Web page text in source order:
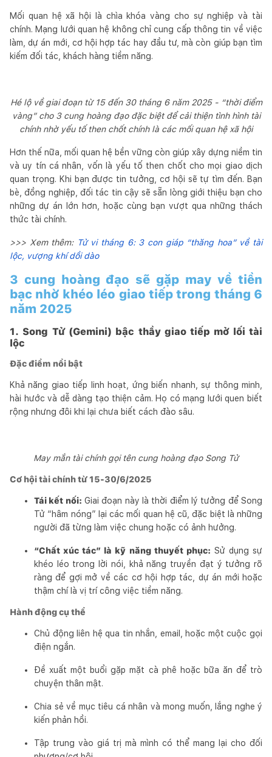
Mối quan hệ xã hội là chìa khóa vàng cho sự nghiệp và tài
chính. Mạng lưới quan hệ không chỉ cung cấp thông tin về việc
làm, dự án mới, cơ hội hợp tác hay đầu tư, mà còn giúp bạn tìm
kiếm đối tác, khách hàng tiềm năng.
Hé lộ về giai đoạn từ 15 đến 30 tháng 6 năm 2025 - “thời điểm
vàng” cho 3 cung hoàng đạo đặc biệt để cải thiện tình hình tài
chính nhờ yếu tố then chốt chính là các mối quan hệ xã hội
Hơn thế nữa, mối quan hệ bền vững còn giúp xây dựng niềm tin
và uy tín cá nhân, vốn là yếu tố then chốt cho mọi giao dịch
quan trọng. Khi bạn được tin tưởng, cơ hội sẽ tự tìm đến. Bạn
bè, đồng nghiệp, đối tác tin cậy sẽ sẵn lòng giới thiệu bạn cho
những dự án lớn hơn, hoặc cùng bạn vượt qua những thách
thức tài chính.
>>> Xem thêm:Tử vi tháng 6: 3 con giáp “thăng hoa” về tài
lộc, vượng khí dồi dào
3 cung hoàng đạo sẽ gặp may về tiền
bạc nhờ khéo léo giao tiếp trong tháng 6
năm 2025
1. Song Tử (Gemini) bậc thầy giao tiếp mở lối tài
lộc
Đặc điểm nổi bật
Khả năng giao tiếp linh hoạt, ứng biến nhanh, sự thông minh,
hài hước và dễ dàng tạo thiện cảm. Họ có mạng lưới quen biết
rộng nhưng đôi khi lại chưa biết cách đào sâu.
May mắn tài chính gọi tên cung hoàng đạo Song Tử
Cơ hội tài chính từ 15-30/6/2025
Tái kết nối: Giai đoạn này là thời điểm lý tưởng để Song
Tử “hâm nóng” lại các mối quan hệ cũ, đặc biệt là những
người đã từng làm việc chung hoặc có ảnh hưởng.
“Chất xúc tác” là kỹ năng thuyết phục: Sử dụng sự
khéo léo trong lời nói, khả năng truyền đạt ý tưởng rõ
ràng để gợi mở về các cơ hội hợp tác, dự án mới hoặc
thậm chí là vị trí công việc tiềm năng.
Hành động cụ thể
Chủ động liên hệ qua tin nhắn, email, hoặc một cuộc gọi
điện ngắn.
Đề xuất một buổi gặp mặt cà phê hoặc bữa ăn để trò
chuyện thân mật.
Chia sẻ về mục tiêu cá nhân và mong muốn, lắng nghe ý
kiến phản hồi.
Tập trung vào giá trị mà mình có thể mang lại cho đối